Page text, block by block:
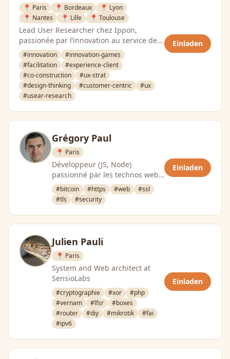
📍 Paris 📍 Bordeaux
📍 Lyon
📍 Nantes
📍 Lille 📍 Toulouse
Lead User Researcher chez Ippon,
passionée par l’innovation au service de
l’humain.
#innovation
#innovation-games
#facilitation
#experience-client
#co-construction
#ux-strat
#design-thinking
#customer-centric
#ux
#usear-research
Einladen
Grégory Paul
📍 Paris
Développeur (JS, Node)
passionné par les technos web,
l’Open Source et la sécurité
informatique
#bitcoin #https #web
#ssl
#tls
#security
Einladen
Julien Pauli
📍 Paris
System and Web architect at
SensioLabs
#cryptographie #xor
#php
#vernam
#lfsr
#boxes
#router
#diy #mikrotik
#fai
#ipv6
Einladen